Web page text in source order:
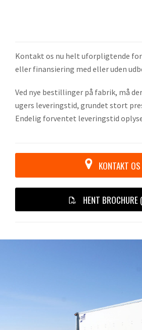
Kontakt os nu helt uforpligtende
eller finansiering med eller uden
Ved nye bestillinger på fabrik, må
ugers leveringstid, grundet stort
Endelig forventet leveringstid
KONTAKT OS
HENT BROCHURE